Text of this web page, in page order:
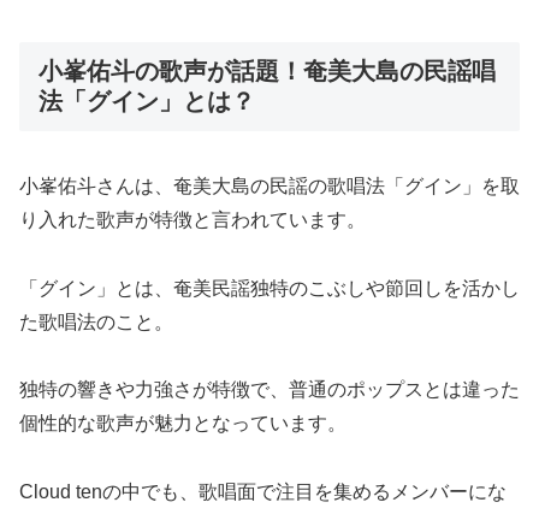
小峯佑斗の歌声が話題！奄美大島の民謡唱
法「グイン」とは？
小峯佑斗さんは、奄美大島の民謡の歌唱法「グイン」を取
り入れた歌声が特徴と言われています。
「グイン」とは、奄美民謡独特のこぶしや節回しを活かし
た歌唱法のこと。
独特の響きや力強さが特徴で、普通のポップスとは違った
個性的な歌声が魅力となっています。
Cloud tenの中でも、歌唱面で注目を集めるメンバーにな